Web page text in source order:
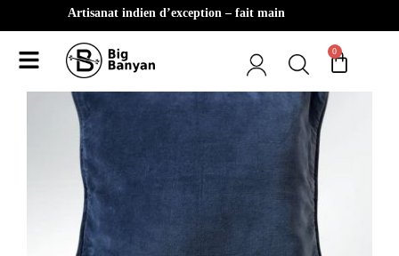
Artisanat indien d’exception – fait main
0